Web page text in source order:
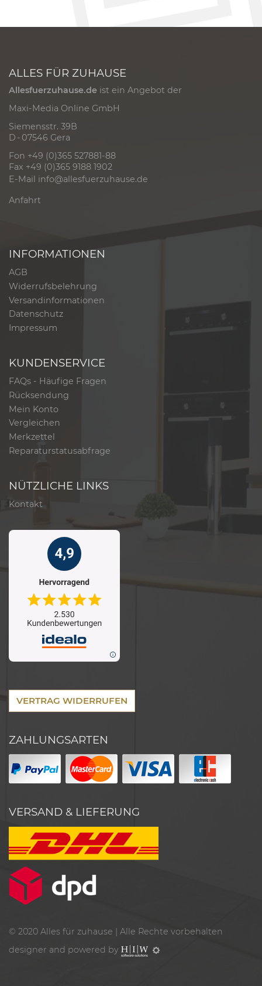
ALLES FÜR ZUHAUSE
Allesfuerzuhause.de ist ein Angebot der
Maxi-Media Online GmbH
Siemensstr. 39B
D - 07546 Gera
Fon +49 (0)365 527881-88
Fax +49 (0)365 9188 1902
E-Mail info@allesfuerzuhause.de
Anfahrt
INFORMATIONEN
AGB
Widerrufsbelehrung
Versandinformationen
Datenschutz
Impressum
KUNDENSERVICE
FAQs - Häufige Fragen
Rücksendung
Mein Konto
Vergleichen
Merkzettel
Reparaturstatusabfrage
NÜTZLICHE LINKS
Kontakt
VERTRAG WIDERRUFEN
ZAHLUNGSARTEN
VERSAND & LIEFERUNG
© 2020 Alles für zuhause | Alle Rechte vorbehalten
designer and powered by